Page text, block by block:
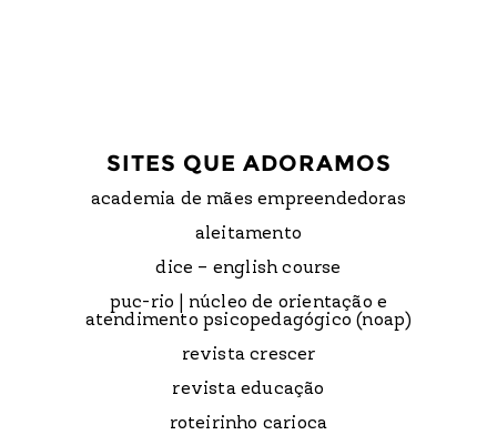
SITES QUE ADORAMOS
academia de mães empreendedoras
aleitamento
dice – english course
puc-rio | núcleo de orientação e
atendimento psicopedagógico (noap)
revista crescer
revista educação
roteirinho carioca